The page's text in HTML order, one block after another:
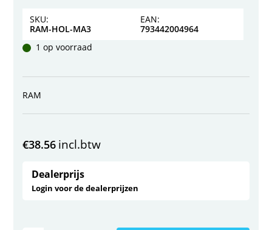
SKU:
RAM-HOL-MA3
EAN:
793442004964
1 op voorraad
RAM
€38.56 incl.btw
Dealerprijs
Login voor de dealerprijzen